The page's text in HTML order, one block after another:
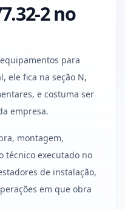
2 no
para
ele fica na seção N,
e costuma ser
empresa.
montagem,
técnico executado no
de instalação,
em que obra